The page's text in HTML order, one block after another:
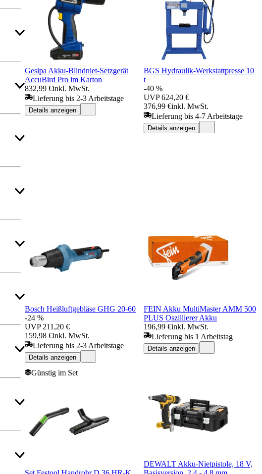
Gesipa Akku-Blindniet-Setzgerät
AccuBird Pro im Karton
832,99 €inkl. MwSt.
Lieferung bis 2-3 Arbeitstage
Details anzeigen
BGS Hydraulik-Werkstattpresse 10
t
-40 %
UVP 624,20 €
376,99 €inkl. MwSt.
Lieferung bis 4-7 Arbeitstage
Details anzeigen
Bosch Heißluftgebläse GHG 20-60
-24 %
UVP 211,20 €
159,98 €inkl. MwSt.
Lieferung bis 2-3 Arbeitstage
Details anzeigen
FEIN Akku MultiMaster AMM 500
PLUS Oszillierer Akku
196,99 €inkl. MwSt.
Lieferung bis 1 Arbeitstag
Details anzeigen
Günstig im Set
DEWALT Akku-Nietpistole, 18 V,